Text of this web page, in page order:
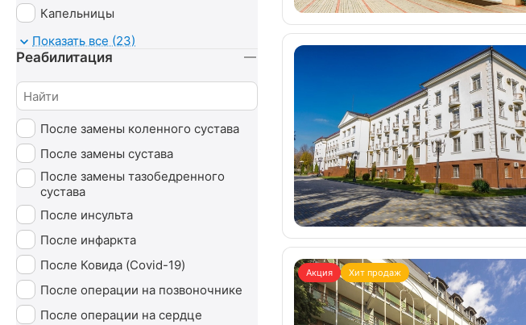
Акция Хит продаж
Капельницы
Карбокситерапия
Магнитотруботрон
Минеральные ванны
Озонотерапия
Пантовые ванны
Психотерапия
Радоновые ванны
Сероводородные ванны
Сухие ванны (углекислые)
Тамбуканская грязь
Ударно-волновая терапия (УВТ)
Показать все (23)
Реабилитация
После замены коленного сустава
После замены сустава
После замены тазобедренного
сустава
После инсульта
После инфаркта
После Ковида (Covid-19)
После операции на позвоночнике
После операции на сердце